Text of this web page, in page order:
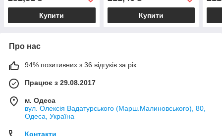
Купити Купити
Про нас
94% позитивних з 36 відгуків за рік
Працює з 29.08.2017
м. Одеса
вул. Олексія Вадатурського (Марш.Малиновського), 80,
Одеса, Україна
Контакти